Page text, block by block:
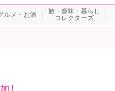
ルメ・お酒
旅・趣味・暮らし
コレクターズ